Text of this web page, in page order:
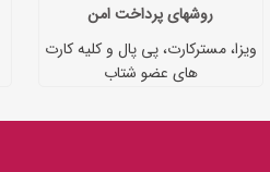
روشهای پرداخت امن
ویزا، مسترکارت، پی پال و کلیه کارت
های عضو شتاب